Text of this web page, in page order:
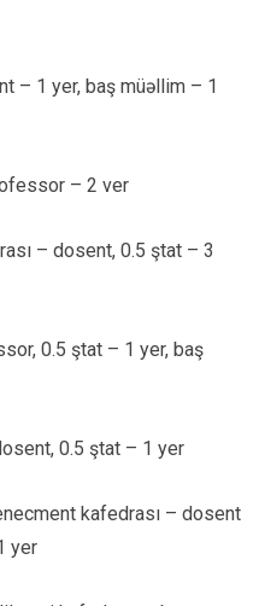
– 1 yer, baş müəllim – 1
– 2 ver
– dosent, 0.5 ştat – 3
0.5 ştat – 1 yer, baş
0.5 ştat – 1 yer
kafedrası – dosent
yer